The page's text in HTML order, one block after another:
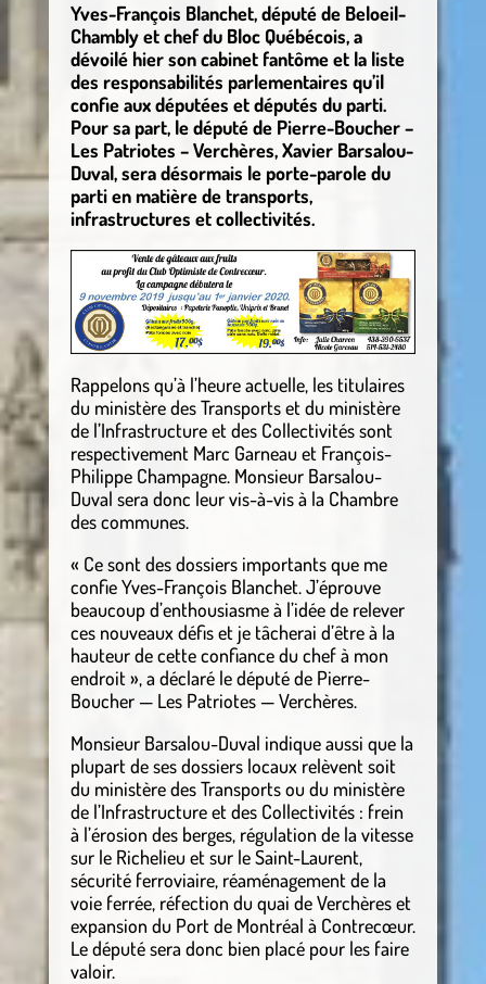
Yves-François Blanchet, député de Beloeil-
Chambly et chef du Bloc Québécois, a
dévoilé hier son cabinet fantôme et la liste
des responsabilités parlementaires qu’il
confie aux députées et députés du parti.
Pour sa part, le député de Pierre-Boucher –
Les Patriotes – Verchères, Xavier Barsalou-
Duval, sera désormais le porte-parole du
parti en matière de transports,
infrastructures et collectivités.
Rappelons qu’à l’heure actuelle, les titulaires
du ministère des Transports et du ministère
de l’Infrastructure et des Collectivités sont
respectivement Marc Garneau et François-
Philippe Champagne. Monsieur Barsalou-
Duval sera donc leur vis-à-vis à la Chambre
des communes.
« Ce sont des dossiers importants que me
confie Yves-François Blanchet. J’éprouve
beaucoup d’enthousiasme à l’idée de relever
ces nouveaux défis et je tâcherai d’être à la
hauteur de cette confiance du chef à mon
endroit », a déclaré le député de Pierre-
Boucher — Les Patriotes — Verchères.
Monsieur Barsalou-Duval indique aussi que la
plupart de ses dossiers locaux relèvent soit
du ministère des Transports ou du ministère
de l’Infrastructure et des Collectivités : frein
à l’érosion des berges, régulation de la vitesse
sur le Richelieu et sur le Saint-Laurent,
sécurité ferroviaire, réaménagement de la
voie ferrée, réfection du quai de Verchères et
expansion du Port de Montréal à Contrecœur.
Le député sera donc bien placé pour les faire
valoir.